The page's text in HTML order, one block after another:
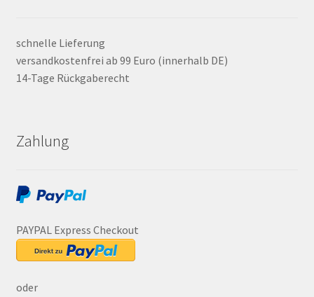
schnelle Lieferung
versandkostenfrei ab 99 Euro (innerhalb DE)
14-Tage Rückgaberecht
Zahlung
PAYPAL Express Checkout
oder